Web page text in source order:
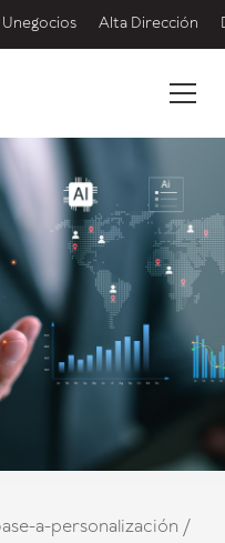
Alta Dirección
a-personalización /